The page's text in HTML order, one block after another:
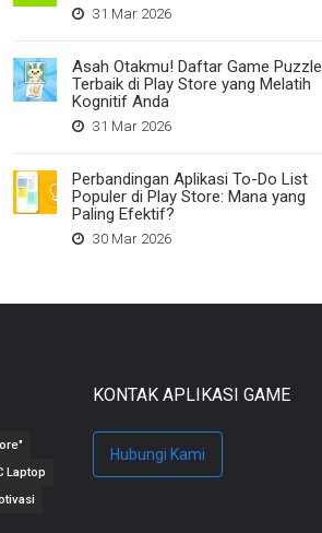
31 Mar 2026
Asah Otakmu! Daftar Game Puzzle
Terbaik di Play Store yang Melatih
Kognitif Anda
31 Mar 2026
Perbandingan Aplikasi To-Do List
Populer di Play Store: Mana yang
Paling Efektif?
30 Mar 2026
Laptop
KONTAK APLIKASI GAME
Hubungi Kami